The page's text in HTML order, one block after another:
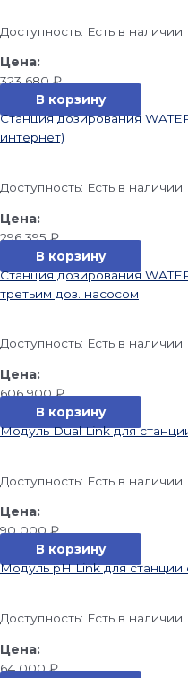
Доступность: Есть в наличии
323 680₽
В корзину
Станция дозирования
интернет)
Доступность: Есть в наличии
296 395₽
В корзину
Станция дозирования
третьим доз. насосом
Доступность: Есть в наличии
606 900₽
В корзину
Модуль Dual Link для
Доступность: Есть в наличии
90 000₽
В корзину
Модуль pH Link для станции
Доступность: Есть в наличии
64 000₽